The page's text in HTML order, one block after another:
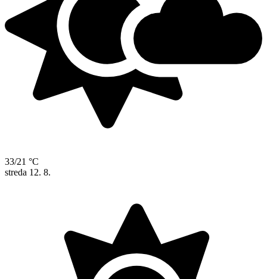
33/21 °C
streda 12. 8.